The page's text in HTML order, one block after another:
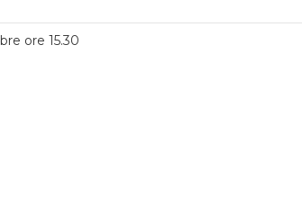
ore 15.30